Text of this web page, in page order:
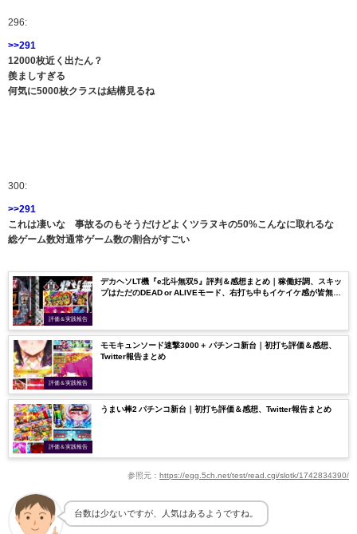
296:
>>291
12000枚近く出たん？
羨ましすぎる
何気に5000枚クラスは結構見るね
300:
>>291
これは凄いな 事故るのもそうだけどよくツラヌキの50%こんなに取れるな
総ゲーム数対通常ゲーム数の割合がすごい
評価＆実践報告
デカヘソLT機『e北斗無双5』評判＆感想まとめ｜稼働好調、スキッ
プはただのDEAD or ALIVEモード、右打ち中もイケイケ感が皆無
評価＆実践報告
モモキュンソード速撃3000＋ パチンコ新台｜初打ち評価＆感想、
Twitter報告まとめ
評価＆実践報告
うまい棒2 パチンコ新台｜初打ち評価＆感想、Twitter報告まとめ
参照元： https://egg.5ch.net/test/read.cgi/slotk/1742834390/
台数は少ないですが、人気はあるようですね。